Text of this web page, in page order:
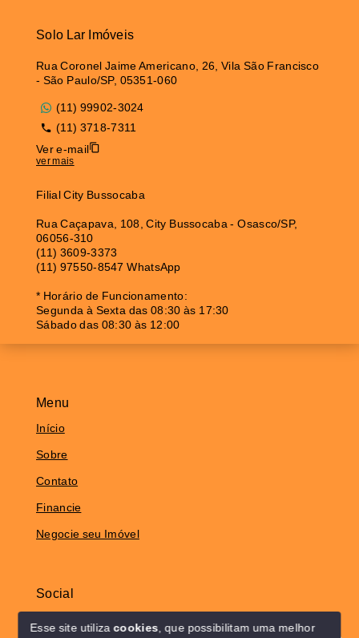
Menu
Início
Sobre
Contato
Financie
Negocie seu Imóvel
Social
Solo Lar Imóveis
Rua Coronel Jaime Americano, 26, Vila São Francisco
- São Paulo/SP, 05351-060
(11) 99902-3024
(11) 3718-7311
Ver e-mail
ver mais
Filial City Bussocaba
Rua Caçapava, 108, City Bussocaba - Osasco/SP,
06056-310
(11) 3609-3373
(11) 97550-8547 WhatsApp
* Horário de Funcionamento:
Segunda à Sexta das 08:30 às 17:30
Sábado das 08:30 às 12:00
Esse site utilizacookies , que possibilitam uma melhor